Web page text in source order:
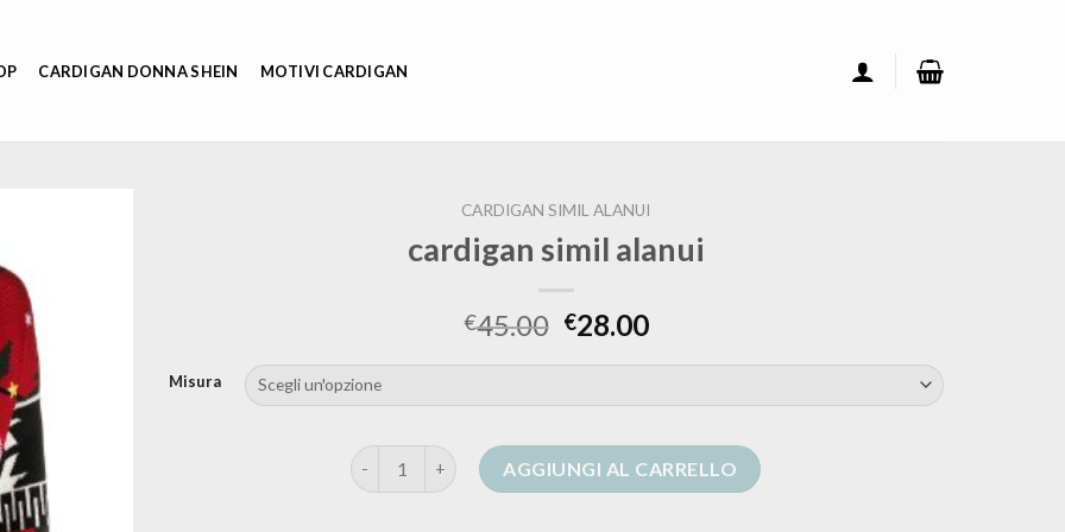
CARDIGAN DONNA SHEIN MOTIVI CARDIGAN
CARDIGAN SIMIL ALANUI
cardigan simil alanui
€45.00 €28.00
Misura
cardigan simil alanui quantitàAGGIUNGI AL CARRELLO